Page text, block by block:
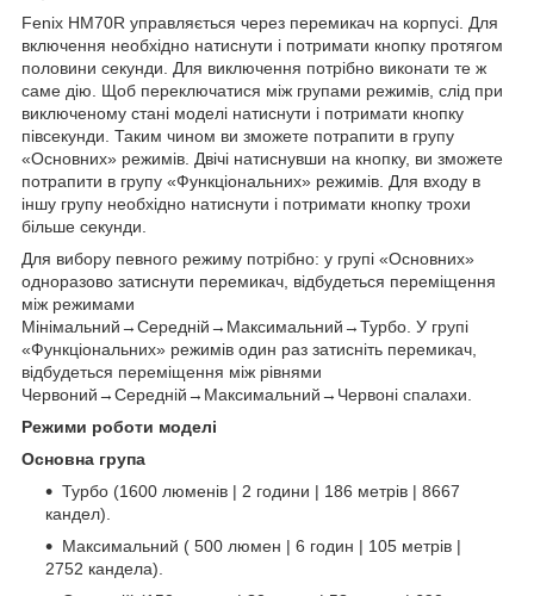
Fenix HM70R управляється через перемикач на корпусі. Для
включення необхідно натиснути і потримати кнопку протягом
половини секунди. Для виключення потрібно виконати те ж
саме дію. Щоб переключатися між групами режимів, слід при
виключеному стані моделі натиснути і потримати кнопку
півсекунди. Таким чином ви зможете потрапити в групу
«Основних» режимів. Двічі натиснувши на кнопку, ви зможете
потрапити в групу «Функціональних» режимів. Для входу в
іншу групу необхідно натиснути і потримати кнопку трохи
більше секунди.
Для вибору певного режиму потрібно: у групі «Основних»
одноразово затиснути перемикач, відбудеться переміщення
між режимами
Мінімальний→Середній→Максимальний→Турбо. У групі
«Функціональних» режимів один раз затисніть перемикач,
відбудеться переміщення між рівнями
Червоний→Середній→Максимальний→Червоні спалахи.
Режими роботи моделі
Основна група
Турбо (1600 люменів | 2 години | 186 метрів | 8667
кандел).
Максимальний ( 500 люмен | 6 годин | 105 метрів |
2752 кандела).